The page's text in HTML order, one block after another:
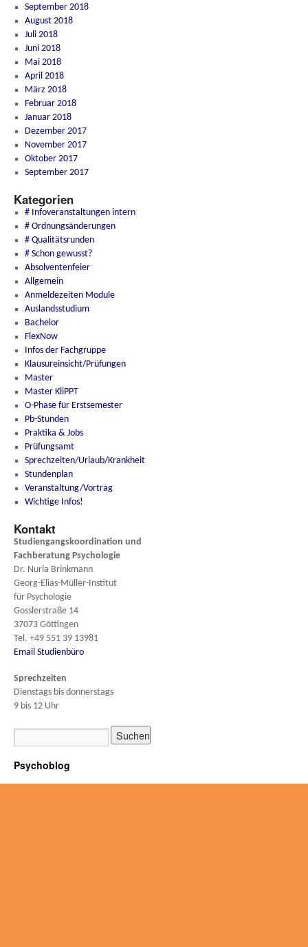
September 2018
August 2018
Juli 2018
Juni 2018
Mai 2018
April 2018
März 2018
Februar 2018
Januar 2018
Dezember 2017
November 2017
Oktober 2017
September 2017
Kategorien
# Infoveranstaltungen intern
# Ordnungsänderungen
# Qualitätsrunden
# Schon gewusst?
Absolventenfeier
Allgemein
Anmeldezeiten Module
Auslandsstudium
Bachelor
FlexNow
Infos der Fachgruppe
Klausureinsicht/Prüfungen
Master
Master KliPPT
O-Phase für Erstsemester
Pb-Stunden
Praktika & Jobs
Prüfungsamt
Sprechzeiten/Urlaub/Krankheit
Stundenplan
Veranstaltung/Vortrag
Wichtige Infos!
Kontakt
Studiengangskoordination und
Fachberatung Psychologie
Dr. Nuria Brinkmann
Georg-Elias-Müller-Institut
für Psychologie
Gosslerstraße 14
37073 Göttingen
Tel. +49 551 39 13981
Email Studienbüro
Sprechzeiten
Dienstags bis donnerstags
9 bis 12 Uhr
Psychoblog